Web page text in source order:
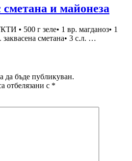
сметана и майонеза
500 г зеле• 1 вр. магданоз• 1
заквасена сметана• 3 с.л. …
да бъде публикуван.
отбелязани с *